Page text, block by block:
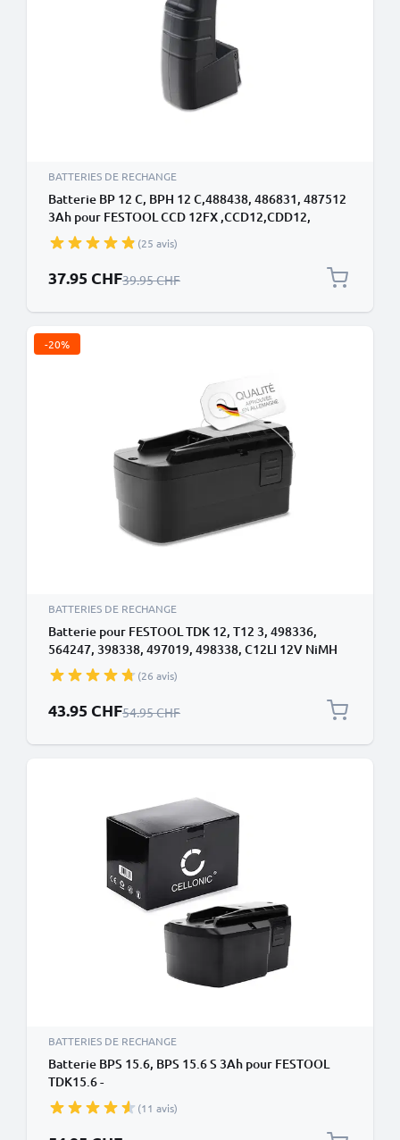
BATTERIES DE RECHANGE
Batterie BP 12 C, BPH 12 C,488438, 486831, 487512
3Ah pour FESTOOL CCD 12FX ,CCD12,CDD12,
CDD12 ES, CDD 12 ES-C, CDD12 MH -
(25 avis)
Prix spécial
37.95 CHFPrix normal
39.95 CHF
-20%
BATTERIES DE RECHANGE
Batterie pour FESTOOL TDK 12, T12 3, 498336,
564247, 398338, 497019, 498338, C12LI 12V NiMH
3000mAh de CELLONIC
(26 avis)
Prix spécial
43.95 CHFPrix normal
54.95 CHF
BATTERIES DE RECHANGE
Batterie BPS 15.6, BPS 15.6 S 3Ah pour FESTOOL
TDK15.6 -
(11 avis)